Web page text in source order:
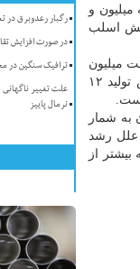
قبل به سه میلیون و
وبلوم پنج میلیون و ۱۲۸ هزار تن و شمش اسلب
هزار تن تولید شده به هفت میلیون
و ۲۵۷ هزار تن رسیده که افزایش پنج درصدی را نشان داده است و بیشترین رشد تولید هم مختص آهن اسفنجی است که با افزایش تولید ۱۲
به شمار
همچون علل رشد
ریزی کرده که بیشتر از
رگبار رعدوبرق در
در صورت افزایش
ترافیک سنگین در
علت تغییر ناگهانی
نرمال پاییز